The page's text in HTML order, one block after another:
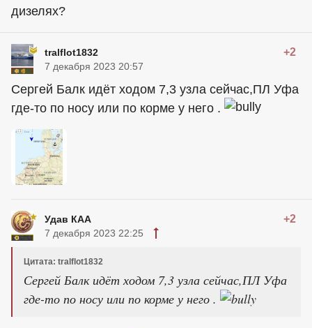
дизелях?
tralflot1832 +2
7 декабря 2023 20:57
Сергей Балк идёт ходом 7,3 узла сейчас,ПЛ Уфа
где-то по носу или по корме у него .
Удав КАА +2
7 декабря 2023 22:25
Цитата: tralflot1832
Сергей Балк идёт ходом 7,3 узла сейчас,ПЛ Уфа
где-то по носу или по корме у него .